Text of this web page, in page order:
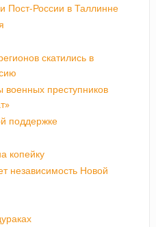
Пост-России в Таллинне
скатились в
военных преступников
поддержке
копейку
независимость Новой